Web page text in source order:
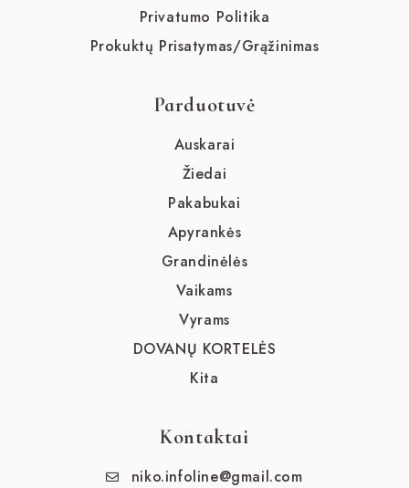
Privatumo Politika
Prokuktų Prisatymas/Grąžinimas
Parduotuvė
Auskarai
Žiedai
Pakabukai
Apyrankės
Grandinėlės
Vaikams
Vyrams
DOVANŲ KORTELĖS
Kita
Kontaktai
niko.infoline@gmail.com